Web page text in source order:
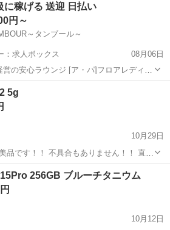
に稼げる 送迎 日払い
円～
～タンブール～
：求人ボックス
08月06日
営の安心ラウンジ [ア・パ]フロアレディ・
ク系) <雇用形態> アルバイト・パート <
<フロアレディ> 米子で 「どこが本当に
5g
10月29日
品です！！ 不具合もありません！！ 直接
直接取引
256GB ブルーチタニウム
10月12日